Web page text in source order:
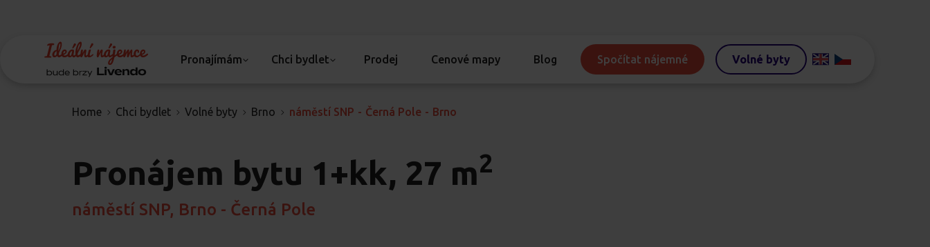
Pronajímám Chci bydlet Prodej Cenové mapy Blog Spočítat nájemné Volné byty
Home Chci bydlet Volné byty Brno náměstí SNP - Černá Pole - Brno
Pronájem bytu 1+kk, 27 m2
náměstí SNP, Brno - Černá Pole